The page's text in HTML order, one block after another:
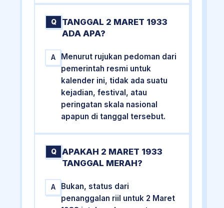
Q
TANGGAL 2 MARET 1933
ADA APA?
A
Menurut rujukan pedoman dari
pemerintah resmi untuk
kalender ini, tidak ada suatu
kejadian, festival, atau
peringatan skala nasional
apapun di tanggal tersebut.
Q
APAKAH 2 MARET 1933
TANGGAL MERAH?
A
Bukan, status dari
penanggalan riil untuk 2 Maret